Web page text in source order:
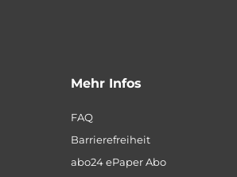
Mehr Infos
FAQ
Barrierefreiheit
abo24 ePaper Abo